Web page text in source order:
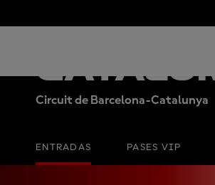
Circuit de Barcelona-Catalunya
ENTRADAS PASES VIP